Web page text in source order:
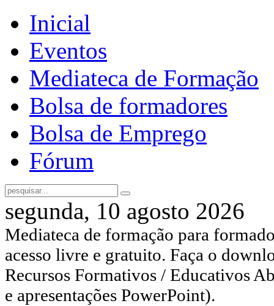
Inicial
Eventos
Mediateca de Formação
Bolsa de formadores
Bolsa de Emprego
Fórum
segunda, 10 agosto 2026
Mediateca de formação para
acesso livre e gratuito. Faça o
Recursos Formativos / Educativos
e apresentações PowerPoint).